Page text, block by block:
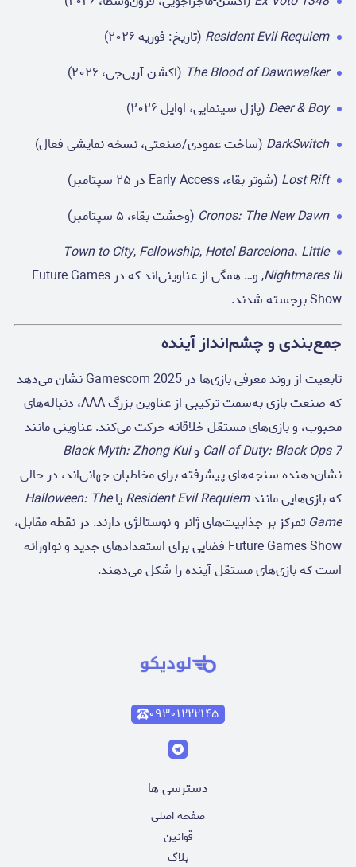
Resident Evil Requiem (تاریخ: فوریه ۲۰۲۶)
The Blood of Dawnwalker (اکشن-آرپی‌جی، ۲۰۲۶)
Deer & Boy (پازل سینمایی، اوایل ۲۰۲۶)
DarkSwitch (ساخت عمودی/صنعتی، نسخه نمایشی فعال)
Lost Rift (شوتر بقاء، Early Access در ۲۵ سپتامبر)
Cronos: The New Dawn (وحشت بقاء، ۵ سپتامبر)
Town to City,Fellowship,Hotel Barcelona، Little
Nightmares III
, و… همگی از عناوینی‌اند که در Future Games
Show برجسته شدند.
جمع‌بندی و چشم‌انداز آینده
تابعیت از روند معرفی‌ بازی‌ها در Gamescom 2025 نشان می‌دهد
که صنعت بازی به‌سمت ترکیبی از عناوین بزرگ AAA، دنباله‌های
محبوب، و بازی‌های مستقل خلاقانه حرکت می‌کند. عناوینی مانند
Call of Duty: Black Ops 7 وBlack Myth: Zhong Kui
نشان‌دهنده سنجه‌های پیشرفته برای مخاطبان جهانی‌اند، در حالی
که بازی‌هایی مانندResident Evil RequiemیاHalloween: The
Game تمرکز بر جذابیت‌های ژانر و نوستالژی دارند. در نقطه مقابل،
Future Games Show فضایی برای استعدادهای جدید و نوآورانه
است که بازی‌های مستقل آینده را شکل می‌دهند.
۰۹۳۰۱۲۲۲۱۴۵
دسترسی ها
صفحه اصلی
قوانین
بلاگ